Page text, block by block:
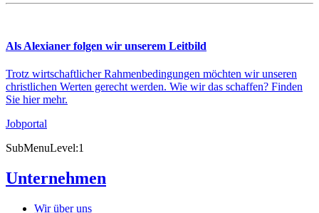
Als Alexianer folgen wir unserem Leitbild
Trotz wirtschaftlicher Rahmenbedingungen möchten wir unseren
christlichen Werten gerecht werden. Wie wir das schaffen? Finden
Sie hier mehr.
Jobportal
SubMenuLevel:1
Unternehmen
Wir über uns